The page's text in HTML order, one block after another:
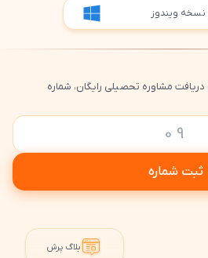
نسخه ویندوز
مشاوره تحصیلی رایگان، شماره
ثبت شماره
بلاگ پرش